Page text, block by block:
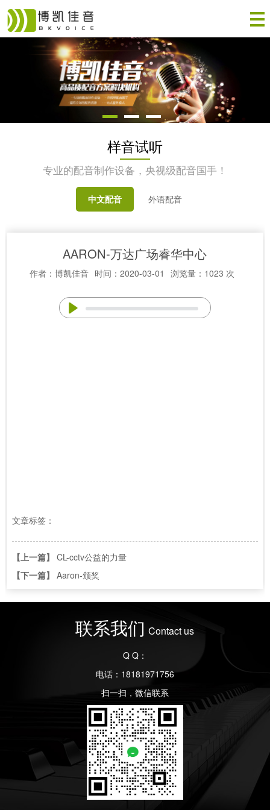
样音试听
专业的配音制作设备，央视级配音国手！
中文配音 外语配音
AARON-万达广场睿华中心
作者：博凯佳音 时间：2020-03-01 浏览量：1023 次
文章标签：
【上一篇】 CL-cctv公益的力量
【下一篇】 Aaron-颁奖
联系我们 Contact us
Q Q：
电话：18181971756
扫一扫，微信联系